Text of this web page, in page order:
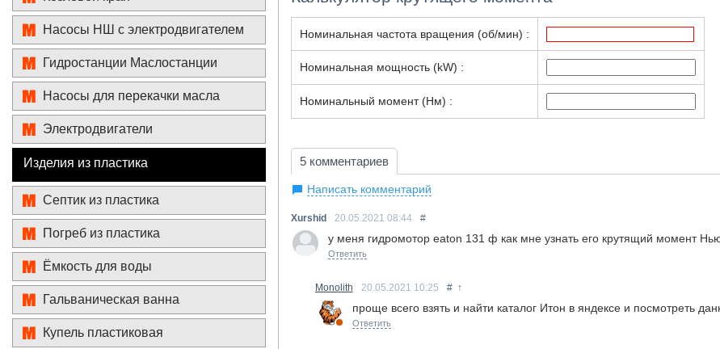
Насосы НШ с электродвигателем
Гидростанции Маслостанции
Насосы для перекачки масла
Электродвигатели
Изделия из пластика
Септик из пластика
Погреб из пластика
Ёмкость для воды
Гальваническая ванна
Купель пластиковая
Номинальная частота вращения (об/мин) :
Номинальная мощность (kW) :
Номинальный момент (Нм) :
5 комментариев
Написать комментарий
Xurshid 20.05.2021 08:44 #
у меня гидромотор eaton 131 ф как мне узнать его крутящий момент
Ответить
Monolith 20.05.2021 10:25 # ↑
проще всего взять и найти каталог Итон в яндексе и посмотреть
Ответить